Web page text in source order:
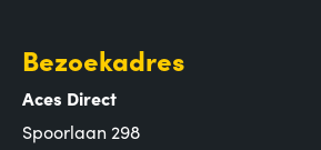
Bezoekadres
Aces Direct
Spoorlaan 298